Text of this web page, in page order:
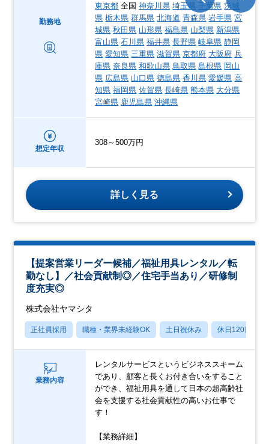
勤務地
東京都 全国神奈川県 埼玉県 千葉県 茨城
県 栃木県 群馬県 北海道 青森県 岩手県 宮
城県 秋田県 山形県 福島県 山梨県 新潟県
富山県 石川県 福井県 長野県 岐阜県 静岡
県 愛知県 三重県 滋賀県 京都府 大阪府 兵
庫県 奈良県 和歌山県 鳥取県 島根県 岡山
県 広島県 山口県 徳島県 香川県 愛媛県 高
知県 福岡県 佐賀県 長崎県 熊本県 大分県
宮崎県 鹿児島県 沖縄県
想定年収
308～500万円
詳しく見る
【提案営業リーダー候補／福祉用具レンタル／転
勤なし】／社会貢献制◎／住宅手当あり／研修制
度充実◎
株式会社ヤマシタ
正社員採用 職種・業界未経験OK 土日祝休み 休日120日以上
業務内容
レンタルサービスというビジネススキーム
であり、顧客と長くお付き合いをすること
ができ、福祉用具を通して日本の超高齢社
会を支援する社会貢献性の高いお仕事で
す！
【業務詳細】